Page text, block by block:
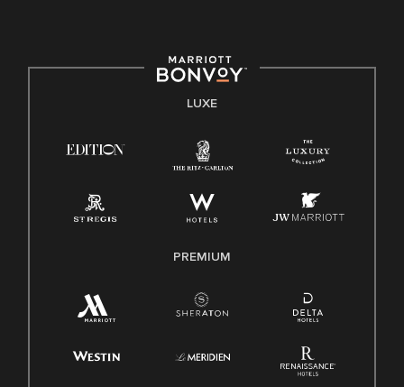
LUXE
PREMIUM